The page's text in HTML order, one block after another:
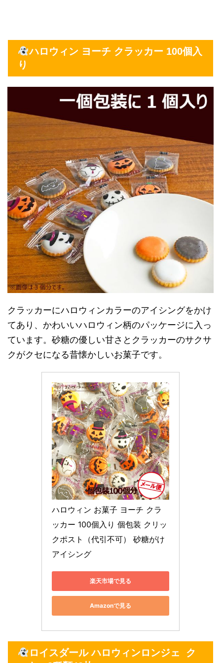
ハロウィン ヨーチ クラッカー 100個入
り
クラッカーにハロウィンカラーのアイシングをかけ
てあり、かわいいハロウィン柄のパッケージに入っ
ています。砂糖の優しい甘さとクラッカーのサクサ
クがクセになる昔懐かしいお菓子です。
ハロウィン お菓子 ヨーチ クラ
ッカー 100個入り 個包装 クリッ
クポスト（代引不可） 砂糖がけ
アイシング
楽天市場で見る
Amazonで見る
ロイスダール ハロウィンロンジェ ク